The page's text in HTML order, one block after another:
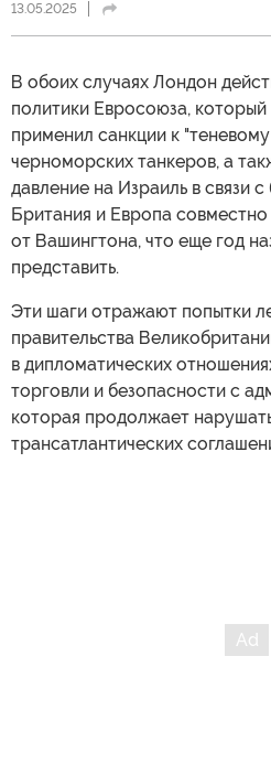
13.05.2025
В обоих случаях Лондон
политики Евросоюза,
применил санкции к
черноморских танкеров, а
давление на Израиль в связи
Британия и Европа
от Вашингтона, что еще год
представить.
Эти шаги отражают попытки
правительства
в дипломатических
торговли и безопасности с
которая продолжает
трансатлантических